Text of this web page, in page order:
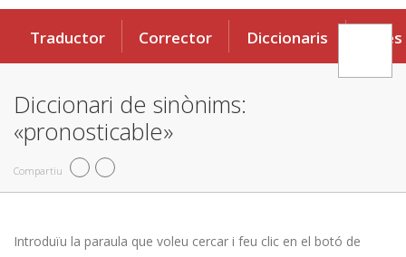
Traductor Corrector Diccionaris Eines
Diccionari de sinònims:
«pronosticable»
Compartiu
Introduïu la paraula que voleu cercar i feu clic en el botó de